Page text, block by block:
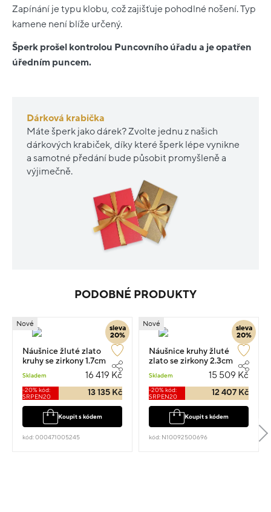
Zapínání je typu klobu, což zajišťuje pohodlné nošení. Typ
kamene není blíže určený.
Šperk prošel kontrolou Puncovního úřadu a je opatřen
úředním puncem.
Dárková krabička
Máte šperk jako dárek? Zvolte jednu z našich
dárkových krabiček, díky které šperk lépe vynikne
a samotné předání bude působit promyšleně a
výjimečně.
PODOBNÉ PRODUKTY
sleva
20%
Nové
Náušnice žluté zlato
kruhy se zirkony 1.7cm
Skladem 16 419 Kč
-20% kód:
SRPEN20
13 135 Kč
Koupit s kódem
kód: 000471005245
sleva
20%
Nové
Náušnice kruhy žluté
zlato se zirkony 2.3cm
Skladem 15 509 Kč
-20% kód:
SRPEN20
12 407 Kč
Koupit s kódem
kód: N10092500696